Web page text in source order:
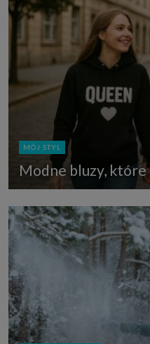
MÓJ STYL
Modne bluzy, które